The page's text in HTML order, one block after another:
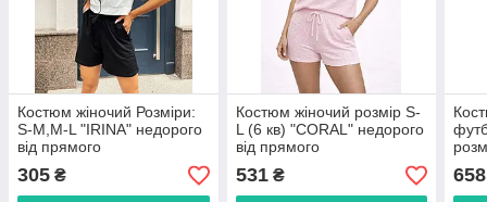
Костюм жіночий Розміри:
S-M,M-L "IRINA" недорого
від прямого
постачальника idm925530
305 ₴
Костюм жіночий розмір S-
L (6 кв) "CORAL" недорого
від прямого
постачальника
531₴ 658